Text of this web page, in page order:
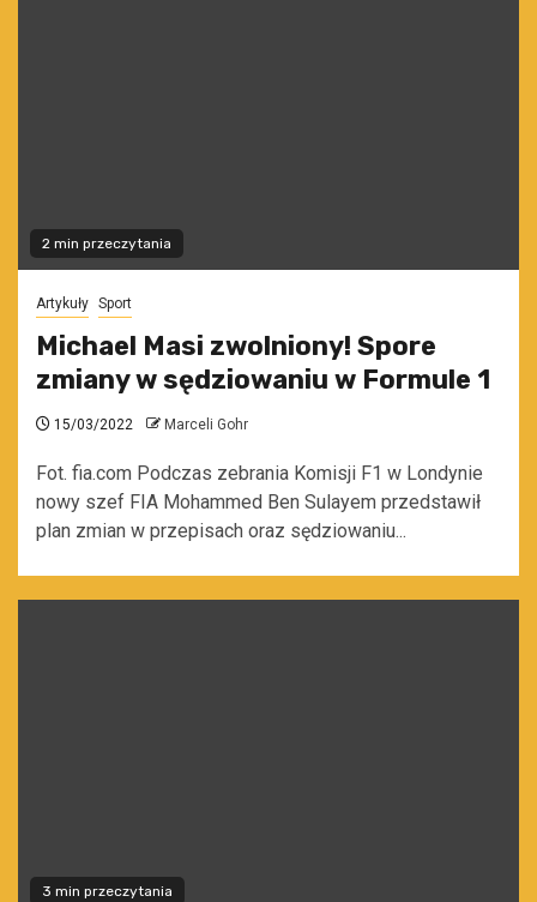
2 min przeczytania
Artykuły Sport
Michael Masi zwolniony! Spore
zmiany w sędziowaniu w Formule 1
15/03/2022 Marceli Gohr
Fot. fia.com Podczas zebrania Komisji F1 w Londynie
nowy szef FIA Mohammed Ben Sulayem przedstawił
plan zmian w przepisach oraz sędziowaniu...
3 min przeczytania